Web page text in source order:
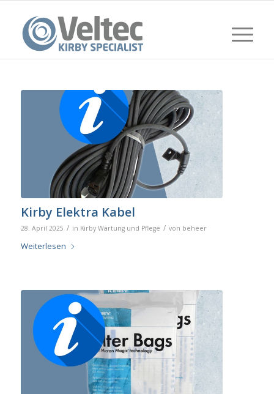
Kirby Elektra Kabel
28. April 2025 / in Kirby Wartung und Pflege / von beheer
Weiterlesen